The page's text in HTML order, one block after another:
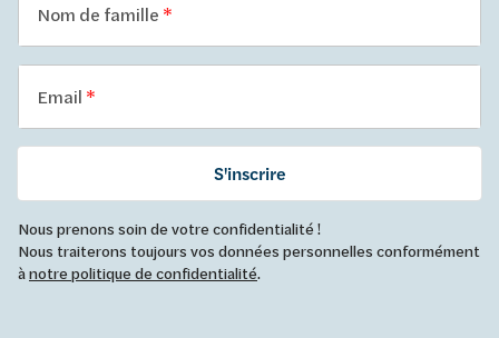
Nom de famille
Email
S'inscrire
Nous prenons soin de votre confidentialité !
Nous traiterons toujours vos données personnelles conformément
ànotre politique de confidentialité.